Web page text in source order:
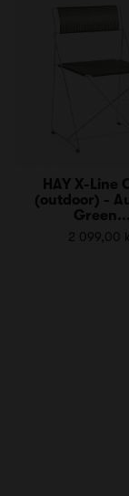
HAY X-Line
(outdoor) -
Green...
2 099,00